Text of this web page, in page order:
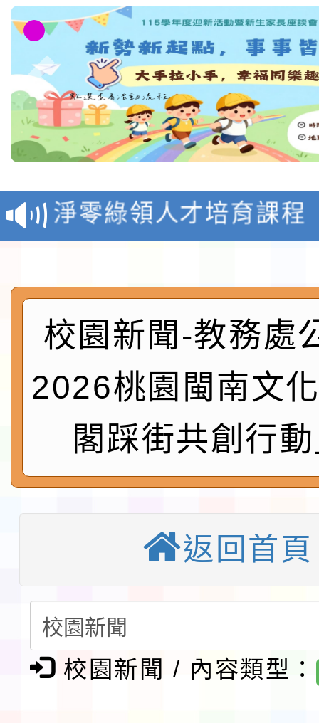
教育部校安中心白海豚
報
淨零綠領人才培育課程
檢送桃園市115學年度
及師生本土語及新住民
實施要點各1份
115年食農教育專業人
程
函轉國家通訊傳播委員
鎮韌性（防空）演習－
「115年金融知識線上
本校115學年度第1學
第3次招考代課鐘點教
告(不再辦理後續甄選)
檢送「桃園市115學年
程安排一案
「桃園市補助參觀特色
展演活動實施計畫」
請一案
教育部校安中心白海豚
報
淨零綠領人才培育課程
檢送桃園市115學年度
校園新聞-教務處
2026桃園閩南文
閣踩街共創行
返回首頁
校園新聞 / 內容類型：